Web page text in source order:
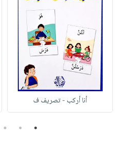
أنا أركب - تصريف ف
1
2
3